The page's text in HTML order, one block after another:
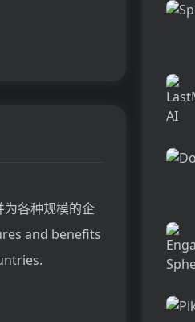
各种规模的企
and benefits